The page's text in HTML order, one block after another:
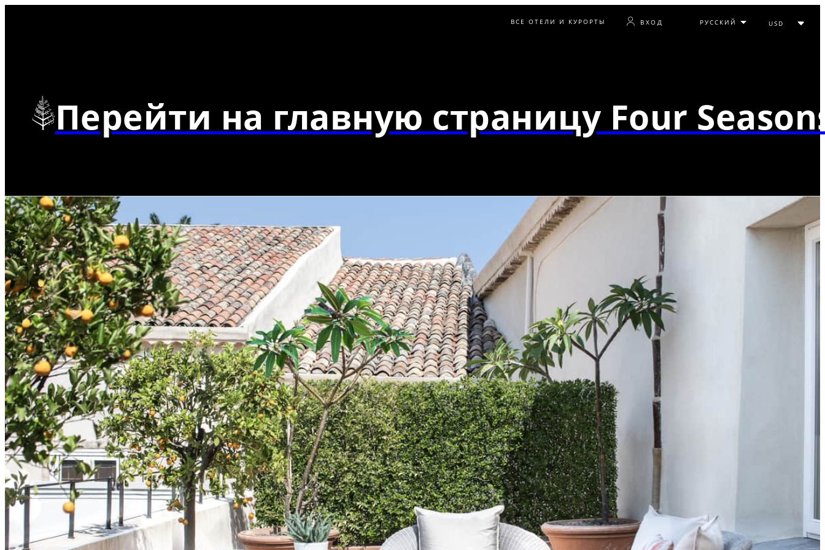
ВСЕ ОТЕЛИ И КУРОРТЫ ВХОД
Перейти на главную страницу Four